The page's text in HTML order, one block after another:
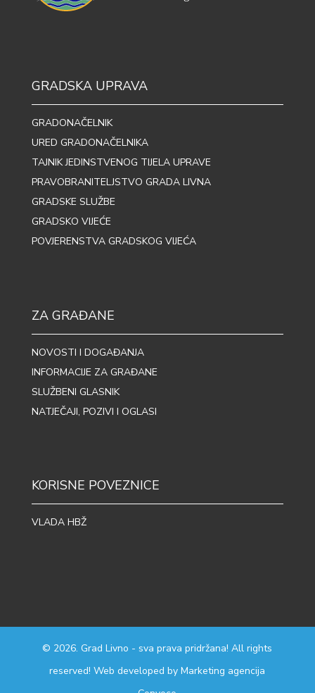
GRADSKA UPRAVA
GRADONAČELNIK
URED GRADONAČELNIKA
TAJNIK JEDINSTVENOG TIJELA UPRAVE
PRAVOBRANITELJSTVO GRADA LIVNA
GRADSKE SLUŽBE
GRADSKO VIJEĆE
POVJERENSTVA GRADSKOG VIJEĆA
ZA GRAĐANE
NOVOSTI I DOGAĐANJA
INFORMACIJE ZA GRAĐANE
SLUŽBENI GLASNIK
NATJEČAJI, POZIVI I OGLASI
KORISNE POVEZNICE
VLADA HBŽ
© 2026. Grad Livno - sva prava pridržana! All rights
reserved! Web developed byMarketing agencija